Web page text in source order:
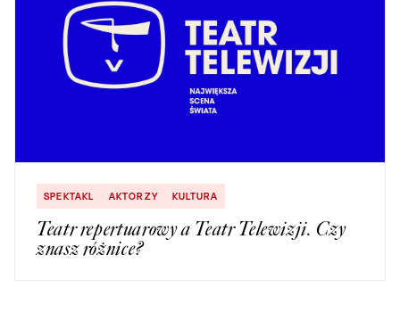
SPEKTAKL AKTORZY KULTURA
Teatr repertuarowy a Teatr Telewizji. Czy
znasz różnice?